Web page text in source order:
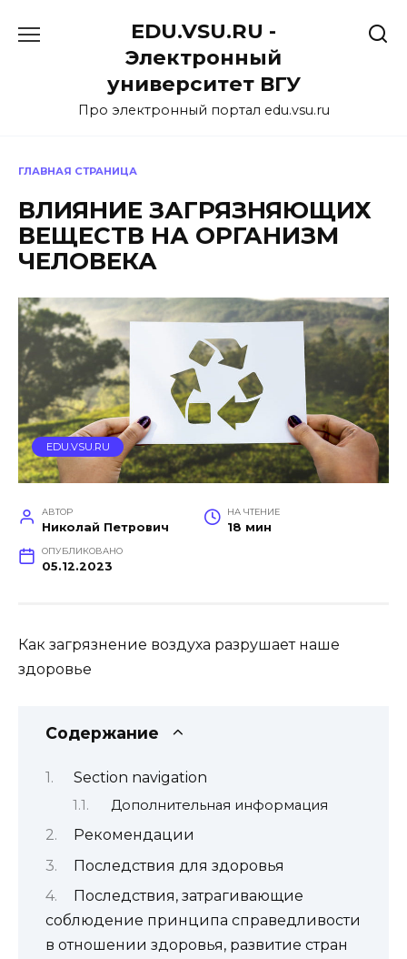
EDU.VSU.RU -
Электронный
университет ВГУ
Про электронный портал edu.vsu.ru
ГЛАВНАЯ СТРАНИЦА
ВЛИЯНИЕ ЗАГРЯЗНЯЮЩИХ
ВЕЩЕСТВ НА ОРГАНИЗМ
ЧЕЛОВЕКА
EDU.VSU.RU
АВТОР
Николай Петрович
НА ЧТЕНИЕ
18 мин
ОПУБЛИКОВАНО
05.12.2023
Как загрязнение воздуха разрушает наше
здоровье
Содержание
Section navigation
Дополнительная информация
Рекомендации
Последствия для здоровья
Последствия, затрагивающие
соблюдение принципа справедливости
в отношении здоровья, развитие стран